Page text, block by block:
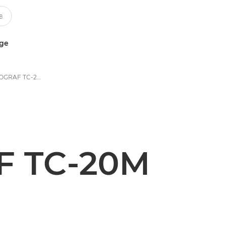
Canon imagePROGRAF TC-20M | Štampači za velike formate – Specifikacije
TC-20M